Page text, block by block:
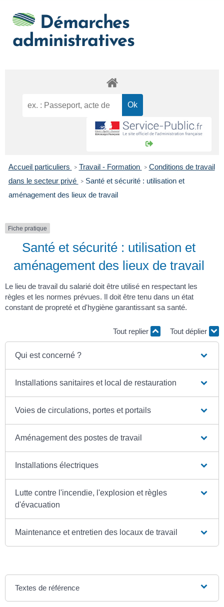
Démarches
administratives
Accueil particuliers > Travail - Formation > Conditions de travail
dans le secteur privé > Santé et sécurité : utilisation et
aménagement des lieux de travail
Fiche pratique
Santé et sécurité : utilisation et
aménagement des lieux de travail
Le lieu de travail du salarié doit être utilisé en respectant les
règles et les normes prévues. Il doit être tenu dans un état
constant de propreté et d'hygiène garantissant sa santé.
Tout replier Tout déplier
Qui est concerné ?
Installations sanitaires et local de restauration
Voies de circulations, portes et portails
Aménagement des postes de travail
Installations électriques
Lutte contre l'incendie, l'explosion et règles
d'évacuation
Maintenance et entretien des locaux de travail
Textes de référence